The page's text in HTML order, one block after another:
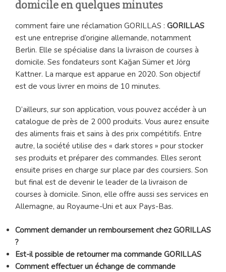
domicile en quelques minutes
comment faire une réclamation GORILLAS : GORILLAS
est une entreprise d’origine allemande, notamment
Berlin. Elle se spécialise dans la livraison de courses à
domicile. Ses fondateurs sont Kağan Sümer et Jörg
Kattner. La marque est apparue en 2020. Son objectif
est de vous livrer en moins de 10 minutes.
D’ailleurs, sur son application, vous pouvez accéder à un
catalogue de près de 2 000 produits. Vous aurez ensuite
des aliments frais et sains à des prix compétitifs. Entre
autre, la société utilise des « dark stores » pour stocker
ses produits et préparer des commandes. Elles seront
ensuite prises en charge sur place par des coursiers. Son
but final est de devenir le leader de la livraison de
courses à domicile. Sinon, elle offre aussi ses services en
Allemagne, au Royaume-Uni et aux Pays-Bas.
Comment demander un remboursement chez GORILLAS
?
Est-il possible de retourner ma commande GORILLAS
Comment effectuer un échange de commande